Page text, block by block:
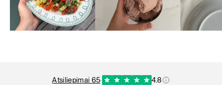
atsiliepimai 65· 4.8